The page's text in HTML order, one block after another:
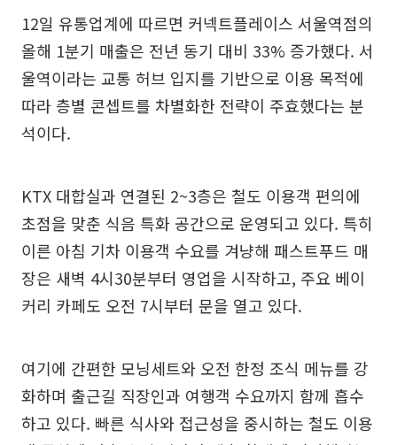
12일 유통업계에 따르면 커넥트플레이스 서울역점의
올해 1분기 매출은 전년 동기 대비 33% 증가했다. 서
울역이라는 교통 허브 입지를 기반으로 이용 목적에
따라 층별 콘셉트를 차별화한 전략이 주효했다는 분
석이다.
KTX 대합실과 연결된 2~3층은 철도 이용객 편의에
초점을 맞춘 식음 특화 공간으로 운영되고 있다. 특히
이른 아침 기차 이용객 수요를 겨냥해 패스트푸드 매
장은 새벽 4시30분부터 영업을 시작하고, 주요 베이
커리 카페도 오전 7시부터 문을 열고 있다.
여기에 간편한 모닝세트와 오전 한정 조식 메뉴를 강
화하며 출근길 직장인과 여행객 수요까지 함께 흡수
하고 있다. 빠른 식사와 접근성을 중시하는 철도 이용